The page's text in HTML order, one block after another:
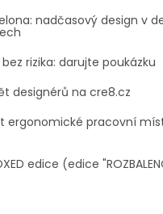
nadčasový design v
rizika: darujte poukázku
designérů na cre8.cz
ergonomické pracovní
edice (edice